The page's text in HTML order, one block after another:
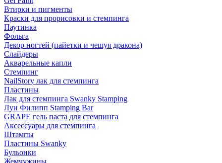
Втирки и пигменты
Краски для прорисовки и стемпинга
Паутинка
Фольга
Декор ногтей (пайетки и чешуя дракона)
Слайдеры
Акварельные капли
Стемпинг
NailStory лак для стемпинга
Пластины
Лак для стемпинга Swanky Stamping
Луи Филипп Stamping Bar
GRAPE гель паста для стемпинга
Аксессуары для стемпинга
Штампы
Пластины Swanky
Бульонки
Жемчужины